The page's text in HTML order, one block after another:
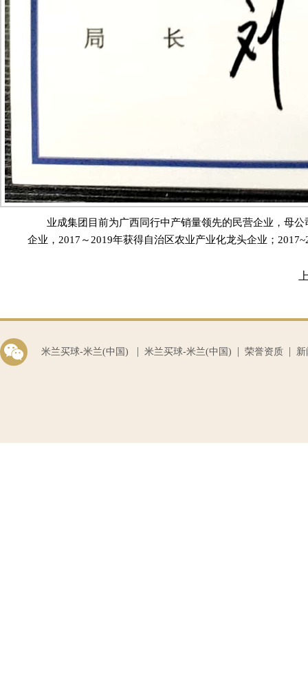
业成集团目前为广西同行中产销量领先的民营企业，母
企业，2017～2019年获得自治区农业产业化龙头企业；
米兰买球-米兰(中国) | 米兰买球-米兰(中国) | 荣誉资质 |